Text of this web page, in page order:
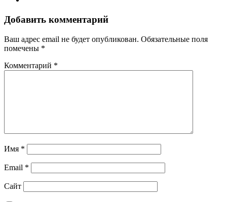
Добавить комментарий
Ваш адрес email не будет опубликован. Обязательные поля
помечены *
Комментарий *
Имя *
Email *
Сайт